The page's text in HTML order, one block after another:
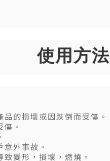
使用方法
的損壞或因跌倒而受傷。
。
外事故。
變形，損壞，燃燒。